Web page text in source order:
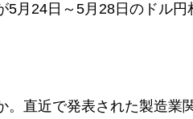
月24日～5月28日のドル円
直近で発表された製造業